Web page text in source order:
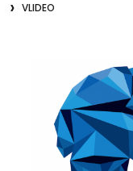
VLIDEO